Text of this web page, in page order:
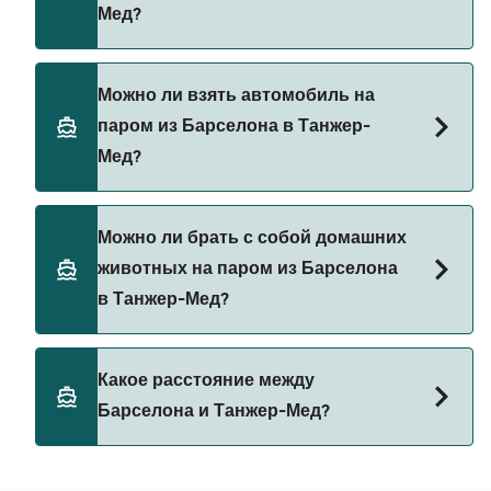
последние акции на паромы.
Мед?
Grandi Navi Veloci
Можно ли взять автомобиль на
паром из Барселона в Танжер-
Мед?
Grandi Navi Veloci
Можно ли брать с собой домашних
животных на паром из Барселона
в Танжер-Мед?
борт парома. Возможно, вам понадобится
паспорт для питомца. Пожалуйста, ознакомьтесь
с правилами перевозки животных у операторов
Какое расстояние между
Барселона и Танжер-Мед?